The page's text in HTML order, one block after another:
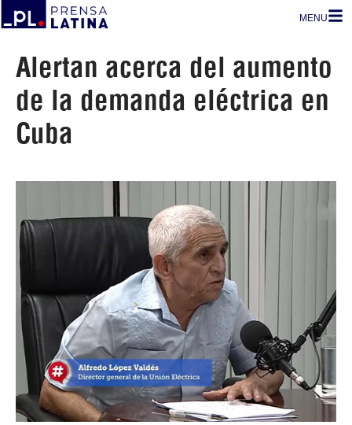
MENU
Alertan acerca del aumento
de la demanda eléctrica en
Cuba